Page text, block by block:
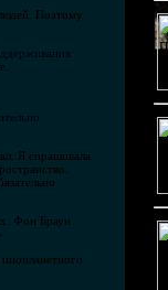
Поэтому
Я спрашивала
Фон Браун